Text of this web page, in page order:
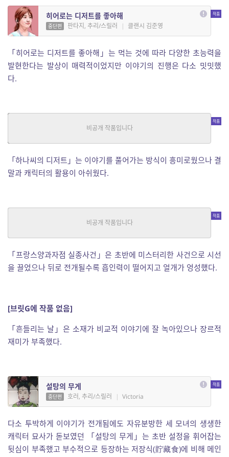
히어로는 디저트를 좋아해
중단편 판타지, 추리/스릴러 | 클랜시 김준영
「히어로는 디저트를 좋아해」는 먹는 것에 따라 다양한 초능력을
발현한다는 발상이 매력적이었지만 이야기의 진행은 다소 밋밋했
다.
하나씨의 디저트
추리/스릴러 | 박향래
「하나씨의 디저트」는 이야기를 풀어가는 방식이 흥미로웠으나 결
말과 캐릭터의 활용이 아쉬웠다.
프랑스양과자점 실종사건
추리/스릴러 | 하얀돌
「프랑스양과자점 실종사건」은 초반에 미스터리한 사건으로 시선
을 끌었으나 뒤로 전개될수록 흡인력이 떨어지고 얼개가 엉성했다.
[브릿G에 작품 없음]
「흔들리는 날」은 소재가 비교적 이야기에 잘 녹아있으나 장르적
재미가 부족했다.
설탕의 무게
중단편 호러, 추리/스릴러 | Victoria
다소 투박하게 이야기가 전개됨에도 자유분방한 세 모녀의 생생한
캐릭터 묘사가 돋보였던 「설탕의 무게」는 초반 설정을 휘어잡는
뒷심이 부족했고 부수적으로 등장하는 저장식(貯藏食)에 비해 메인